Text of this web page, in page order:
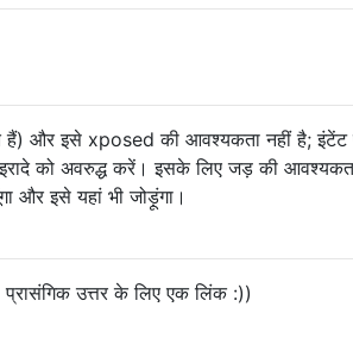
हैं) और इसे xposed की आवश्यकता नहीं है;
को अवरुद्ध करें। इसके लिए जड़ की
और इसे यहां भी जोड़ूंगा।
उत्तर के लिए एक लिंक :))